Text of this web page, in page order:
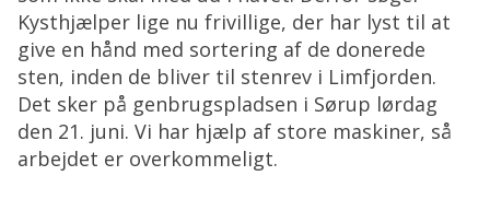
Kysthjælper lige nu frivillige, der har lyst til at
give en hånd med sortering af de donerede
sten, inden de bliver til stenrev i Limfjorden.
Det sker på genbrugspladsen i Sørup lørdag
den 21. juni. Vi har hjælp af store maskiner, så
arbejdet er overkommeligt.